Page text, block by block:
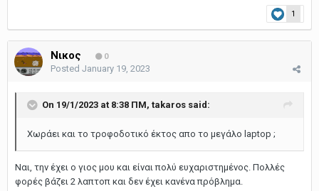
1
Νικος 0
Posted January 19, 2023
On 19/1/2023 at 8:38 ΠΜ, takaros said:
Χωράει και το τροφοδοτικό έκτος απο το μεγάλο laptop ;
Ναι, την έχει ο γιος μου και είναι πολύ ευχαριστημένος. Πολλές
φορές βάζει 2 λαπτοπ και δεν έχει κανένα πρόβλημα.